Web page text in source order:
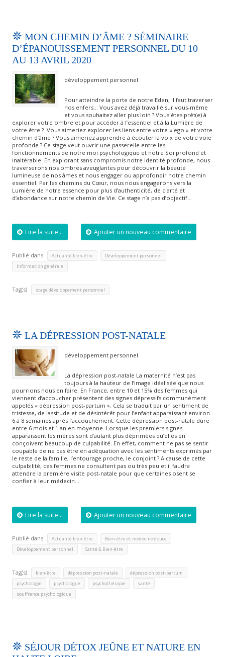
MON CHEMIN D’ÂME ? SÉMINAIRE
D’ÉPANOUISSEMENT PERSONNEL DU 10
AU 13 AVRIL 2020
développement personnel
Pour atteindre la porte de notre Eden, il faut traverser
nos enfers… Vous avez déjà travaillé sur vous-même
et vous souhaitez aller plus loin ? Vous êtes prêt(e) à
explorer votre ombre et pour accéder à l’essentiel et à la Lumière de
votre être ? Vous aimeriez explorer les liens entre votre « ego » et votre
chemin d’âme ? Vous aimeriez apprendre à écouter la voix de votre voie
profonde ? Ce stage veut ouvrir une passerelle entre les
fonctionnements de notre moi psychologique et notre Soi profond et
inaltérable. En explorant sans compromis notre identité profonde, nous
traverserons nos ombres aveuglantes pour découvrir la beauté
lumineuse de nos âmes et nous engager ou approfondir notre chemin
essentiel. Par les chemins du Cœur, nous nous engagerons vers la
Lumière de notre essence pour plus d’authenticité, de clarté et
d’abondance sur notre chemin de Vie. Ce stage n’a pas d’objectif…
Lire la suite... Ajouter un nouveau commentaire
Publié dans Actualité bien-être Développement personnel
Information générale
Tag(s) stage développement personnel
LA DÉPRESSION POST-NATALE
développement personnel
La dépression post-natale La maternité n’est pas
toujours à la hauteur de l’image idéalisée que nous
pourrions nous en faire. En France, entre 10 et 15% des femmes qui
viennent d’accoucher présentent des signes dépressifs communément
appelés « dépression post-partum ». Cela se traduit par un sentiment de
tristesse, de lassitude et de désintérêt pour l’enfant apparaissant environ
6 à 8 semaines après l’accouchement. Cette dépression post-natale dure
entre 6 mois et 1 an en moyenne. Lorsque les premiers signes
apparaissent les mères sont d’autant plus déprimées qu’elles en
conçoivent beaucoup de culpabilité. En effet, comment ne pas se sentir
coupable de ne pas être en adéquation avec les sentiments exprimés par
le reste de la famille, l’entourage proche, le conjoint ? A cause de cette
culpabilité, ces femmes ne consultent pas ou très peu et il faudra
attendre la première visite post-natale pour que certaines osent se
confier à leur médecin….
Lire la suite... Ajouter un nouveau commentaire
Publié dans Actualité bien-être Bien-être et médecine douce
Développement personnel Santé & Bien-être
Tag(s) bien-être dépression post-natale dépression post-partum
psychologie psychologue psychothérapie santé
souffrance psychologique
SÉJOUR DÉTOX JEÛNE ET NATURE EN